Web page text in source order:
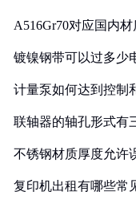
A516Gr70对应国内
镀镍钢带可以过多少
计量泵如何达到控制
联轴器的轴孔形式有
不锈钢材质厚度允许
复印机出租有哪些常